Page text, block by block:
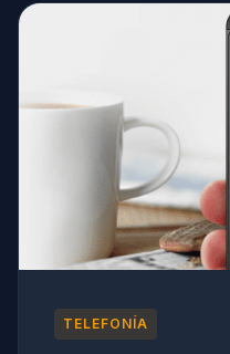
TELEFONÍA